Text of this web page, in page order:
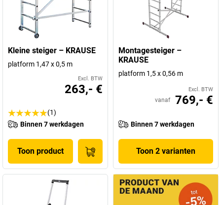
Kleine steiger – KRAUSE
platform 1,47 x 0,5 m
Excl. BTW
263,- €
(1)
Binnen 7 werkdagen
Toon product
Montagesteiger –
KRAUSE
platform 1,5 x 0,56 m
Excl. BTW
vanaf 769,- €
Binnen 7 werkdagen
Toon 2 varianten